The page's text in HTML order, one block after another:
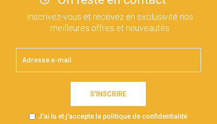
Inscrivez-vous et recevez en exclusivité nos
meilleures offres et nouveautés
S'INSCRIRE
J'ai lu et j'accepte la politique de confidentialité